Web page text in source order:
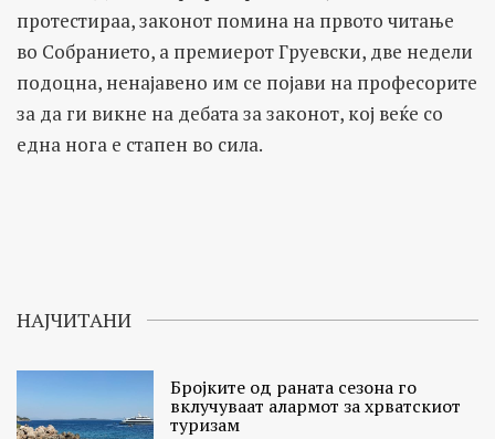
протестираа, законот помина на првото читање
во Собранието, а премиерот Груевски, две недели
подоцна, ненајавено им се појави на професорите
за да ги викне на дебата за законот, кој веќе со
една нога е стапен во сила.
НАЈЧИТАНИ
Бројките од раната сезона го
вклучуваат алармот за хрватскиот
туризам